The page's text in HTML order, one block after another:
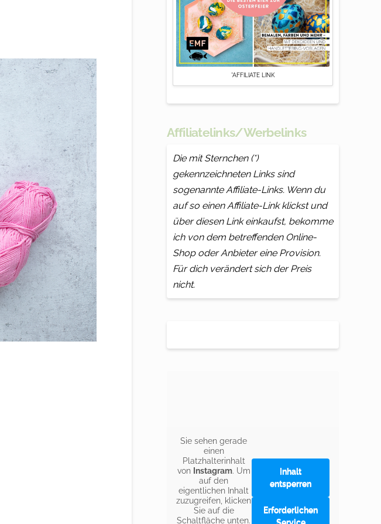
*AFFILIATE LINK
Affiliatelinks/Werbelinks
Die mit Sternchen (*)
gekennzeichneten Links sind
sogenannte Affiliate-Links. Wenn du
auf so einen Affiliate-Link klickst und
über diesen Link einkaufst, bekomme
ich von dem betreffenden Online-
Shop oder Anbieter eine Provision.
Für dich verändert sich der Preis
nicht.
Sie sehen gerade
einen
Platzhalterinhalt
von Instagram. Um
auf den
eigentlichen Inhalt
zuzugreifen, klicken
Sie auf die
Schaltfläche unten.
Inhalt
entsperren
Erforderlichen